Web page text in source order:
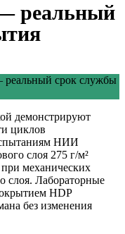
реальный
демонстрируют
циклов
НИИ
слоя 275 г/м²
механических
слоя. Лабораторные
HDP
без изменения